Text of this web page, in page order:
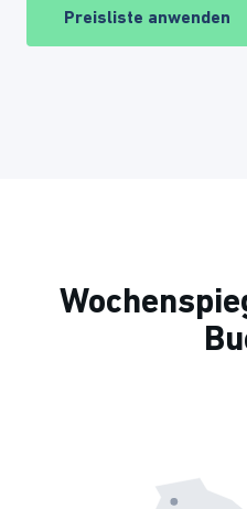
Preisliste anwenden